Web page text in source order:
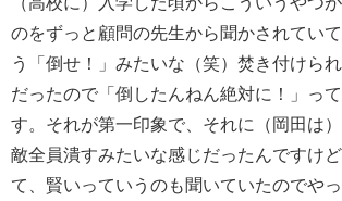
のをずっと顧問の先生から聞かされてい
う「倒せ！」みたいな（笑）焚き付けら
だったので「倒したんねん絶対に！」っ
す。それが第一印象で、それに（岡田は
敵全員潰すみたいな感じだったんですけ
て、賢いっていうのも聞いていたのでや